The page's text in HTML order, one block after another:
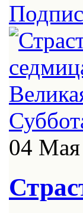
04 Мая